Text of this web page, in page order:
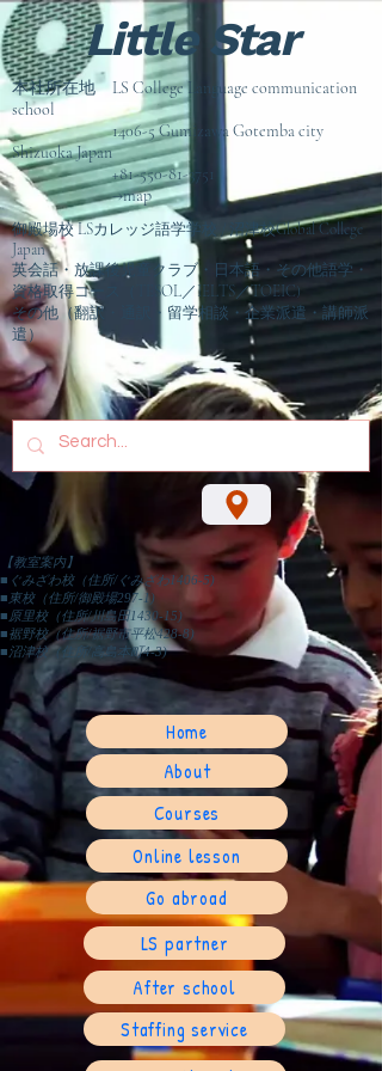
Little Star
本社所在地 LS College Language communication
school
1406-5 Gumizawa Gotemba city
Shizuoka Japan
+81-550-81-3751
→map
御殿場校 LSカレッジ語学学校 / 沼津校Global College
Japan
英会話・放課後児童クラブ・日本語・その他語学・
資格取得コース（TESOL／IELTS／TOEIC)
その他（翻訳・通訳・留学相談 ・企業派遣・講師派
遣）
【教室案内】
■ぐみざわ校（住所/ぐみざわ1406-5)
■東校（住所/御殿場297-1)
■原里校（住所/川島田1430-15)
■裾野校（住所/裾野市平松428-8)
​■沼津校（住所/高島本町4-3)
Home
About
Courses
Online lesson
Go abroad
LS partner
After school
Staffing service